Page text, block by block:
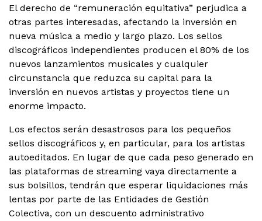
El derecho de “remuneración equitativa” perjudica a
otras partes interesadas, afectando la inversión en
nueva música a medio y largo plazo. Los sellos
discográficos independientes producen el 80% de los
nuevos lanzamientos musicales y cualquier
circunstancia que reduzca su capital para la
inversión en nuevos artistas y proyectos tiene un
enorme impacto.
Los efectos serán desastrosos para los pequeños
sellos discográficos y, en particular, para los artistas
autoeditados. En lugar de que cada peso generado en
las plataformas de streaming vaya directamente a
sus bolsillos, tendrán que esperar liquidaciones más
lentas por parte de las Entidades de Gestión
Colectiva, con un descuento administrativo